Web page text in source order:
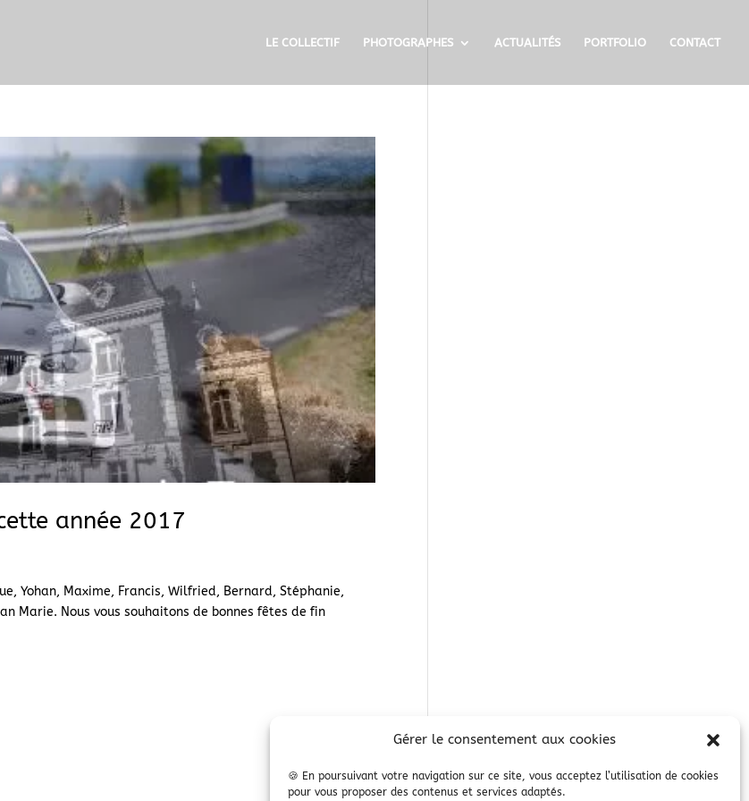
Gérer le consentement aux cookies
🍪 En poursuivant votre navigation sur ce site, vous acceptez l’utilisation de cookies
pour vous proposer des contenus et services adaptés.
LE COLLECTIF PHOTOGRAPHES ACTUALITÉS PORTFOLIO CONTACT
année 2017
Yohan, Maxime, Francis, Wilfried, Bernard, Stéphanie,
Marie. Nous vous souhaitons de bonnes fêtes de fin